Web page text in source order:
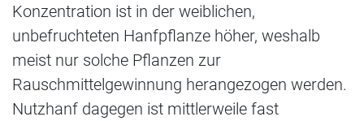
Konzentration ist in der weiblichen,
unbefruchteten Hanfpflanze höher, weshalb
meist nur solche Pflanzen zur
Rauschmittelgewinnung herangezogen werden.
Nutzhanf dagegen ist mittlerweile fast